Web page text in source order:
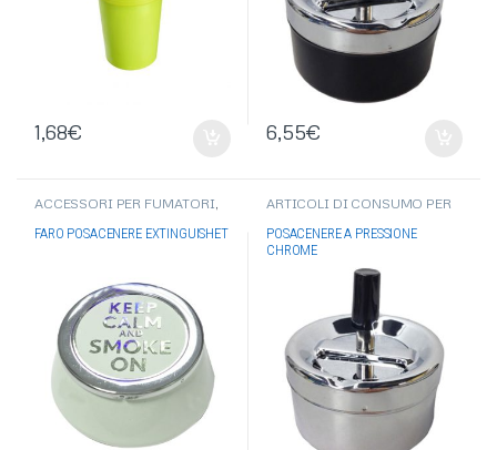
1,68€ 6,55€
ACCESSORI PER FUMATORI
FARO POSACENERE EXTINGUISHET
ARTICOLI DI CONSUMO PER
FUMATORI, POSACENERE
POSACENERE A PRESSIONE
CHROME